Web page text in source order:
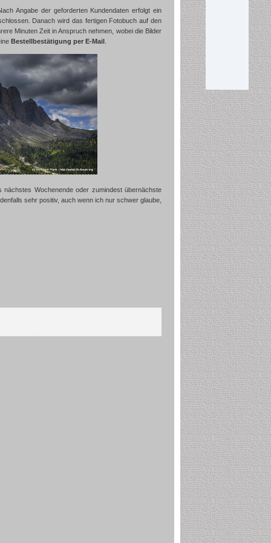
Angabe der geforderten Kundendaten erfolgt ein
Danach wird das fertigen Fotobuch auf den
Minuten Zeit in Anspruch nehmen, wobei die Bilder
Bestellbestätigung per E-Mail
Wochenende oder zumindest übernächste
sehr positiv, auch wenn ich nur schwer glaube,